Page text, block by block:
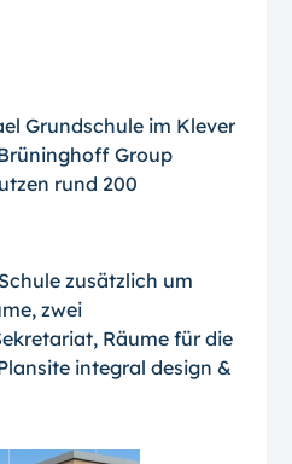
Grundschule im Klever
Group
rund 200
zusätzlich um
zwei
Räume für die
integral design &